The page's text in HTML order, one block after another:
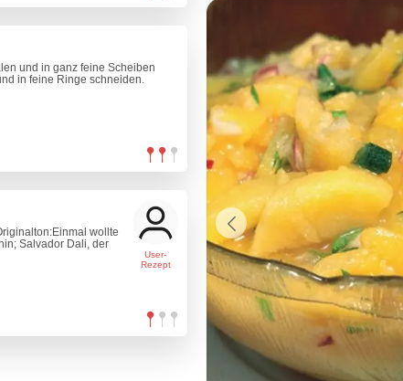
und in ganz feine Scheiben
in feine Ringe schneiden.
User-
Rezept
wollte
Salvador Dali, der
Previous